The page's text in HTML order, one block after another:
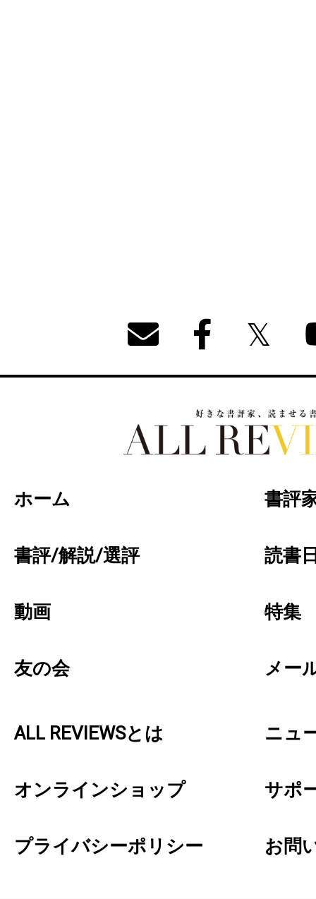
ホーム 書評
書評/解説/選評 読書
動画 特集
友の会 メー
ALL REVIEWSとは ニュ
オンラインショップ サポ
プライバシーポリシー お問